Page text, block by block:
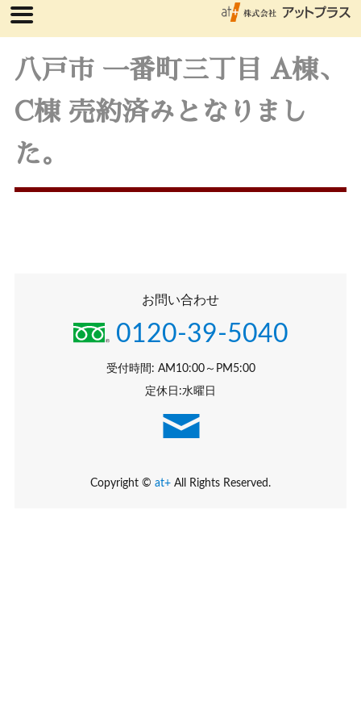
八戸市 一番町三丁目 A棟、
C棟 売約済みとなりまし
た。
お問い合わせ
0120-39-5040
受付時間: AM10:00～PM5:00
定休日:水曜日
Copyright © at+ All Rights Reserved.